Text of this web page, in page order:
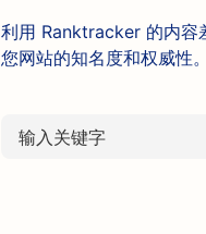
利用 Ranktracker 的内容
您网站的知名度和权威性